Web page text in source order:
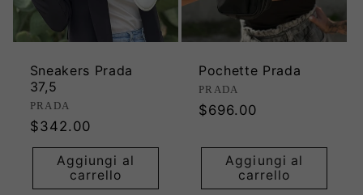
Sneakers Prada
37,5
Produttore:
PRADA
Prezzo
di
listino
$342.00
Aggiungi al
carrello
Pochette Prada
Produttore:
PRADA
Prezzo
listino
$696.00
Aggiungi al
carrello